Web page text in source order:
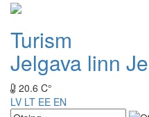
Turism
Jelgava linn
20.6 C°
LV LT EE EN